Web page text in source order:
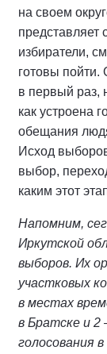
на своем
избиратели,
готовы пойти.
в первый раз,
как устроена
обещания
Исход
выбор,
каким этот
Напомним,
Иркутской
выборов. Их
участковых
в местах
в Братске и 2
голосования